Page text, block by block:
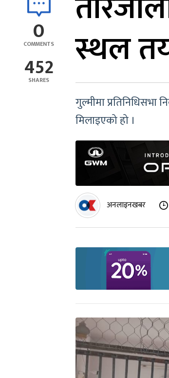
0
COMMENTS
452
SHARES
स्थल
गुल्मीमा प्रतिनिधिसभा
मिलाइएको हो ।
अनलाइनखबर